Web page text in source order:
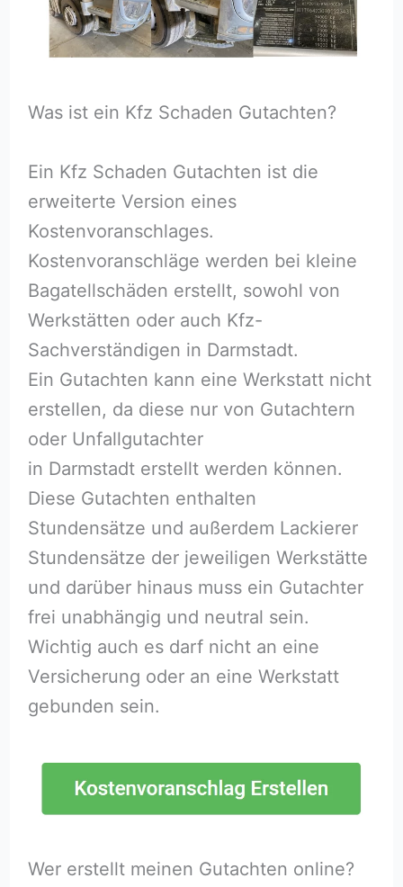
Was ist ein Kfz Schaden Gutachten?
Ein Kfz Schaden Gutachten ist die
erweiterte Version eines
Kostenvoranschlages.
Kostenvoranschläge werden bei kleine
Bagatellschäden erstellt, sowohl von
Werkstätten oder auch Kfz-
Sachverständigen in Darmstadt.
Ein Gutachten kann eine Werkstatt nicht
erstellen, da diese nur von Gutachtern
oder Unfallgutachter
in Darmstadt erstellt werden können.
Diese Gutachten enthalten
Stundensätze und außerdem Lackierer
Stundensätze der jeweiligen Werkstätte
und darüber hinaus muss ein Gutachter
frei unabhängig und neutral sein.
Wichtig auch es darf nicht an eine
Versicherung oder an eine Werkstatt
gebunden sein.
Wer erstellt meinen Gutachten online?